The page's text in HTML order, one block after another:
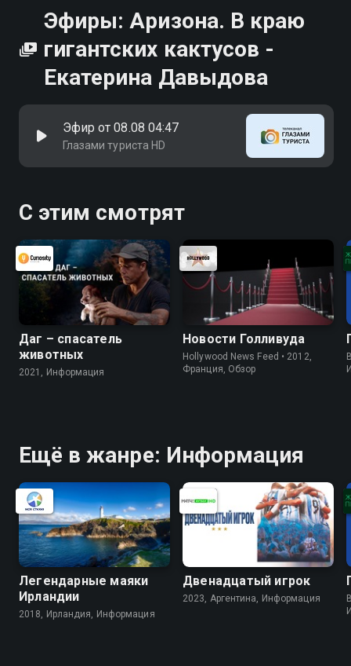
Эфиры: Аризона. В краю
гигантских кактусов -
Екатерина Давыдова
Эфир от 08.08 04:47
Глазами туриста HD
С этим смотрят
Даг – спасатель
животных
2021, Информация
Новости Голливуда
Hollywood News Feed • 2012,
Франция, Обзор
Ещё в жанре: Информация
Легендарные маяки
Ирландии
2018, Ирландия, Информация
Двенадцатый игрок
2023, Аргентина, Информация